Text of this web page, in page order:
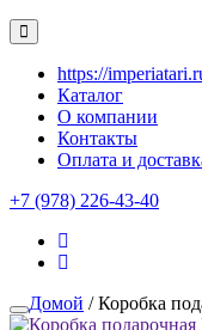
https://
Каталог
О компании
Контакты
Оплата и
+7 (978) 226-43-40
Домой / Коробка